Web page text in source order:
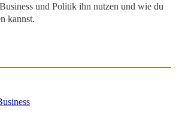
und Politik ihn nutzen und wie du
kannst.